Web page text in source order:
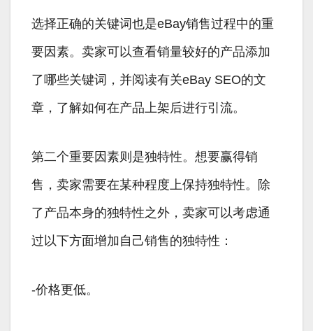
选择正确的关键词也是eBay销售过程中的重
要因素。卖家可以查看销量较好的产品添加
了哪些关键词，并阅读有关eBay SEO的文
章，了解如何在产品上架后进行引流。
第二个重要因素则是独特性。想要赢得销
售，卖家需要在某种程度上保持独特性。除
了产品本身的独特性之外，卖家可以考虑通
过以下方面增加自己销售的独特性：
-价格更低。